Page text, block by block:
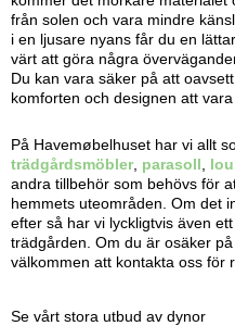
från solen och vara mindre
i en ljusare nyans får du en
värt att göra några
Du kan vara säker på att
komforten och designen att vara
På Havemøbelhuset har vi allt
trädgårdsmöbler, parasoll
andra tillbehör som behövs för
hemmets uteområden. Om det
efter så har vi lyckligtvis även
trädgården. Om du är osäker
välkommen att kontakta oss för
Se vårt stora utbud av dynor